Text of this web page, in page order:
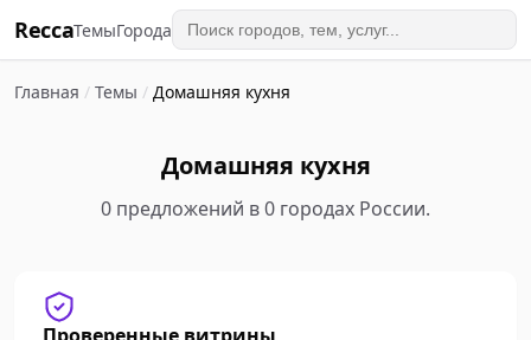
ReccaТемыГорода
Главная / Темы / Домашняя кухня
Домашняя кухня
0 предложений в 0 городах России.